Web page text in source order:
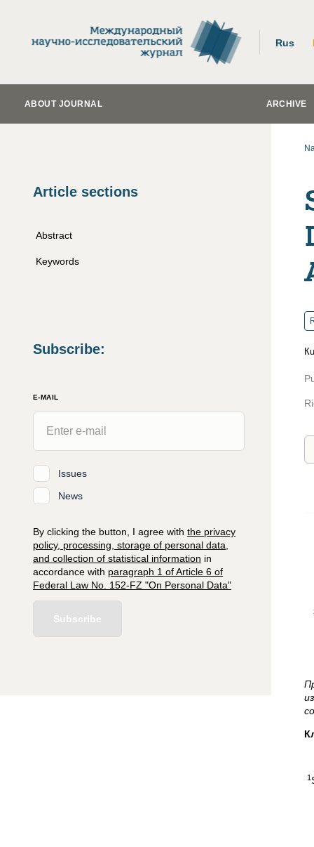
Rus
ABOUT JOURNAL ARCHIVE
Article sections
Abstract
Keywords
Subscribe:
E-MAIL
Issues
News
By clicking the button, I agree with the privacy
policy, processing, storage of personal data,
and collection of statistical information in
accordance with paragraph 1 of Article 6 of
Federal Law No. 152-FZ "On Personal Data"
Subscribe
1